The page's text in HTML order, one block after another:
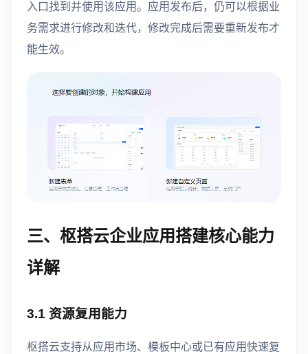
入口找到并使用该应用。应用发布后，仍可以根据业
务需求进行修改和迭代，修改完成后需要重新发布才
能生效。
三、枢搭云企业应用搭建核心能力
详解
3.1 资源复用能力
枢搭云支持从应用市场、模板中心或已有应用快速复